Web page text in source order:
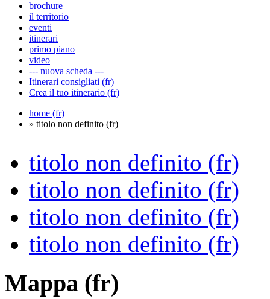
brochure
il territorio
eventi
itinerari
primo piano
video
--- nuova scheda ---
Itinerari consigliati (fr)
Crea il tuo itinerario (fr)
home (fr)
» titolo non definito (fr)
titolo non definito (fr)
titolo non definito (fr)
titolo non definito (fr)
titolo non definito (fr)
Mappa (fr)